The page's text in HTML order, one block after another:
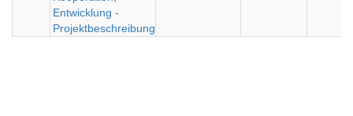
Entwicklung -
Projektbeschreibung